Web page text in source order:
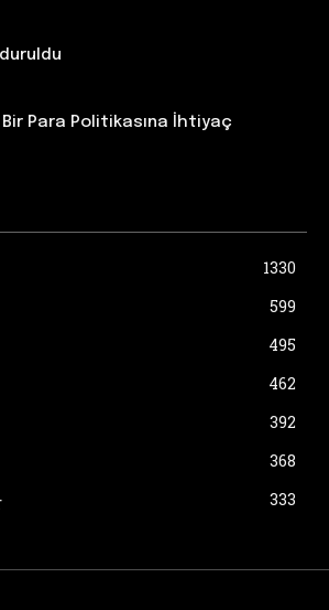
Bir Para Politikasına İhtiyaç
1330
599
495
462
392
368
333